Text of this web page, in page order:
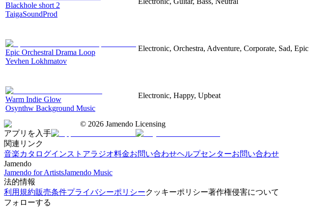
Blackhole short 2
TaigaSoundProd
Epic Orchestral Drama Loop
Yevhen Lokhmatov
Electronic, Orchestra, Adventure, Corporate, Sad, Epic
Warm Indie Glow
Osynthw Background Music
Electronic, Happy, Upbeat
© 2026 Jamendo Licensing
アプリを入手
関連リンク
音楽カタログインストアラジオ料金お問い合わせヘルプセンターお問い合わせ
Jamendo
Jamendo for ArtistsJamendo Music
法的情報
利用規約販売条件プライバシーポリシークッキーポリシー著作権侵害について
フォローする